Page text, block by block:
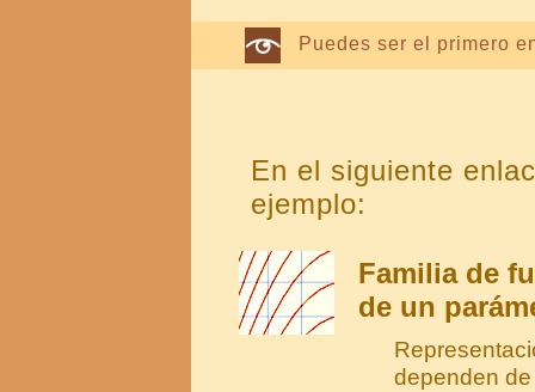
Puedes ser el primero
En el siguiente
ejemplo:
Familia de
de un
dependen